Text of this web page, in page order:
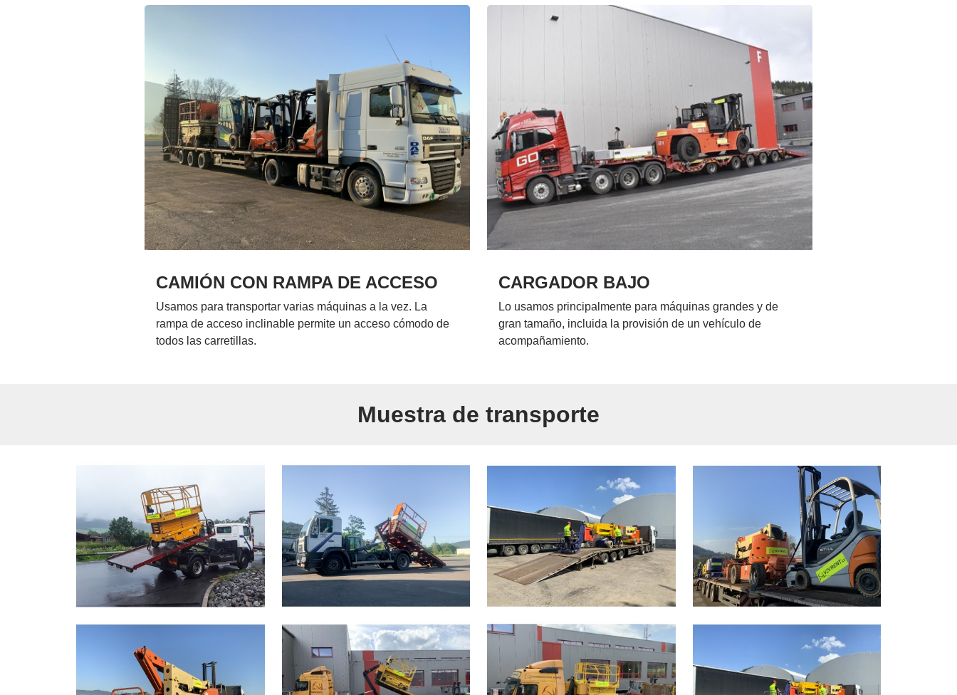
CAMIÓN CON RAMPA DE ACCESO
Usamos para transportar varias máquinas a la vez. La
rampa de acceso inclinable permite un acceso cómodo de
todos las carretillas.
CARGADOR BAJO
Lo usamos principalmente para máquinas grandes y de
gran tamaño, incluida la provisión de un vehículo de
acompañamiento.
Muestra de transporte